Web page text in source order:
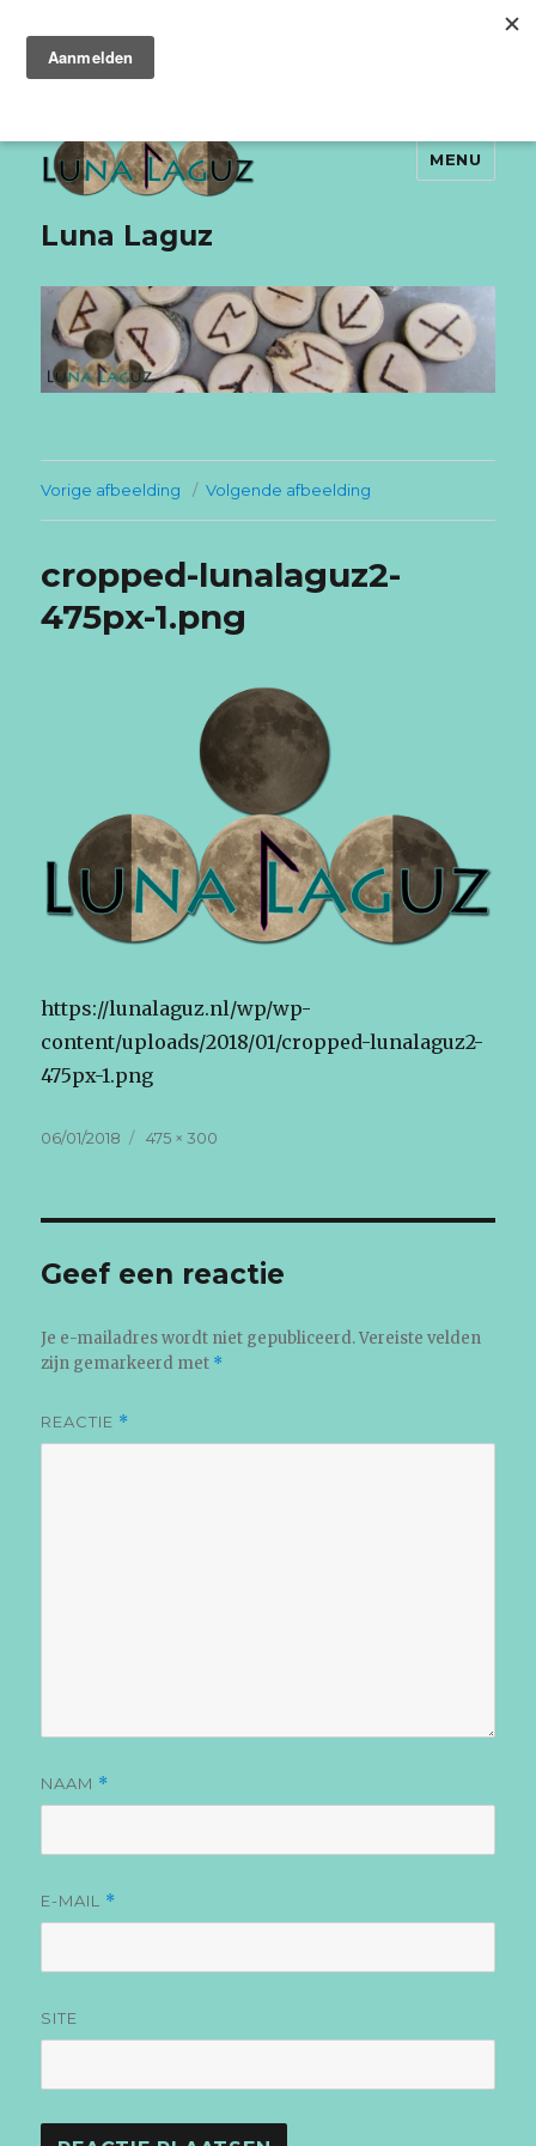
Luna Laguz
MENU
Vorige afbeelding Volgende afbeelding
cropped-lunalaguz2-
475px-1.png
https://lunalaguz.nl/wp/wp-
content/uploads/2018/01/cropped-lunalaguz2-
475px-1.png
Geplaatst
06/01/2018
Volledige
475 × 300
Geef een reactie
Je e-mailadres wordt niet gepubliceerd. Vereiste velden
zijn gemarkeerd met *
REACTIE *
NAAM *
E-MAIL *
SITE